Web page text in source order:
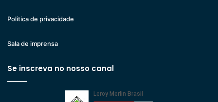
Politica de privacidade
Sala de imprensa
Se inscreva no nosso canal